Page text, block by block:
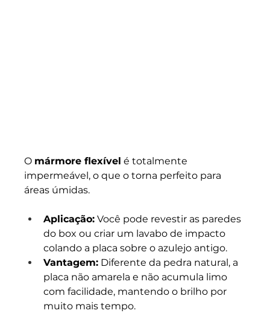
O mármore flexível é totalmente
impermeável, o que o torna perfeito para
áreas úmidas.
Aplicação: Você pode revestir as paredes
do box ou criar um lavabo de impacto
colando a placa sobre o azulejo antigo.
Vantagem: Diferente da pedra natural, a
placa não amarela e não acumula limo
com facilidade, mantendo o brilho por
muito mais tempo.